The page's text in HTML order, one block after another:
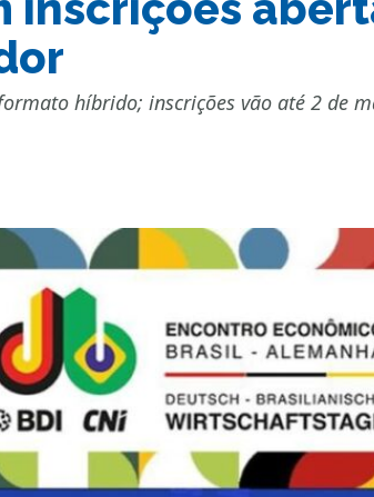
híbrido; inscrições vão até 2 de